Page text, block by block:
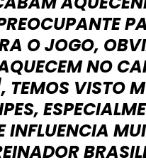
O JOGO,
NO
VISTO
INFLUENCIA